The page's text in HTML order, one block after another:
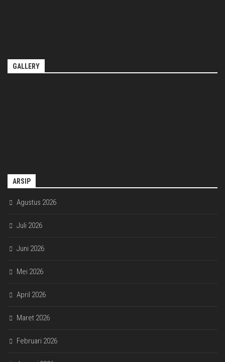
GALLERY
ARSIP
Agustus 2026
Juli 2026
Juni 2026
Mei 2026
April 2026
Maret 2026
Februari 2026